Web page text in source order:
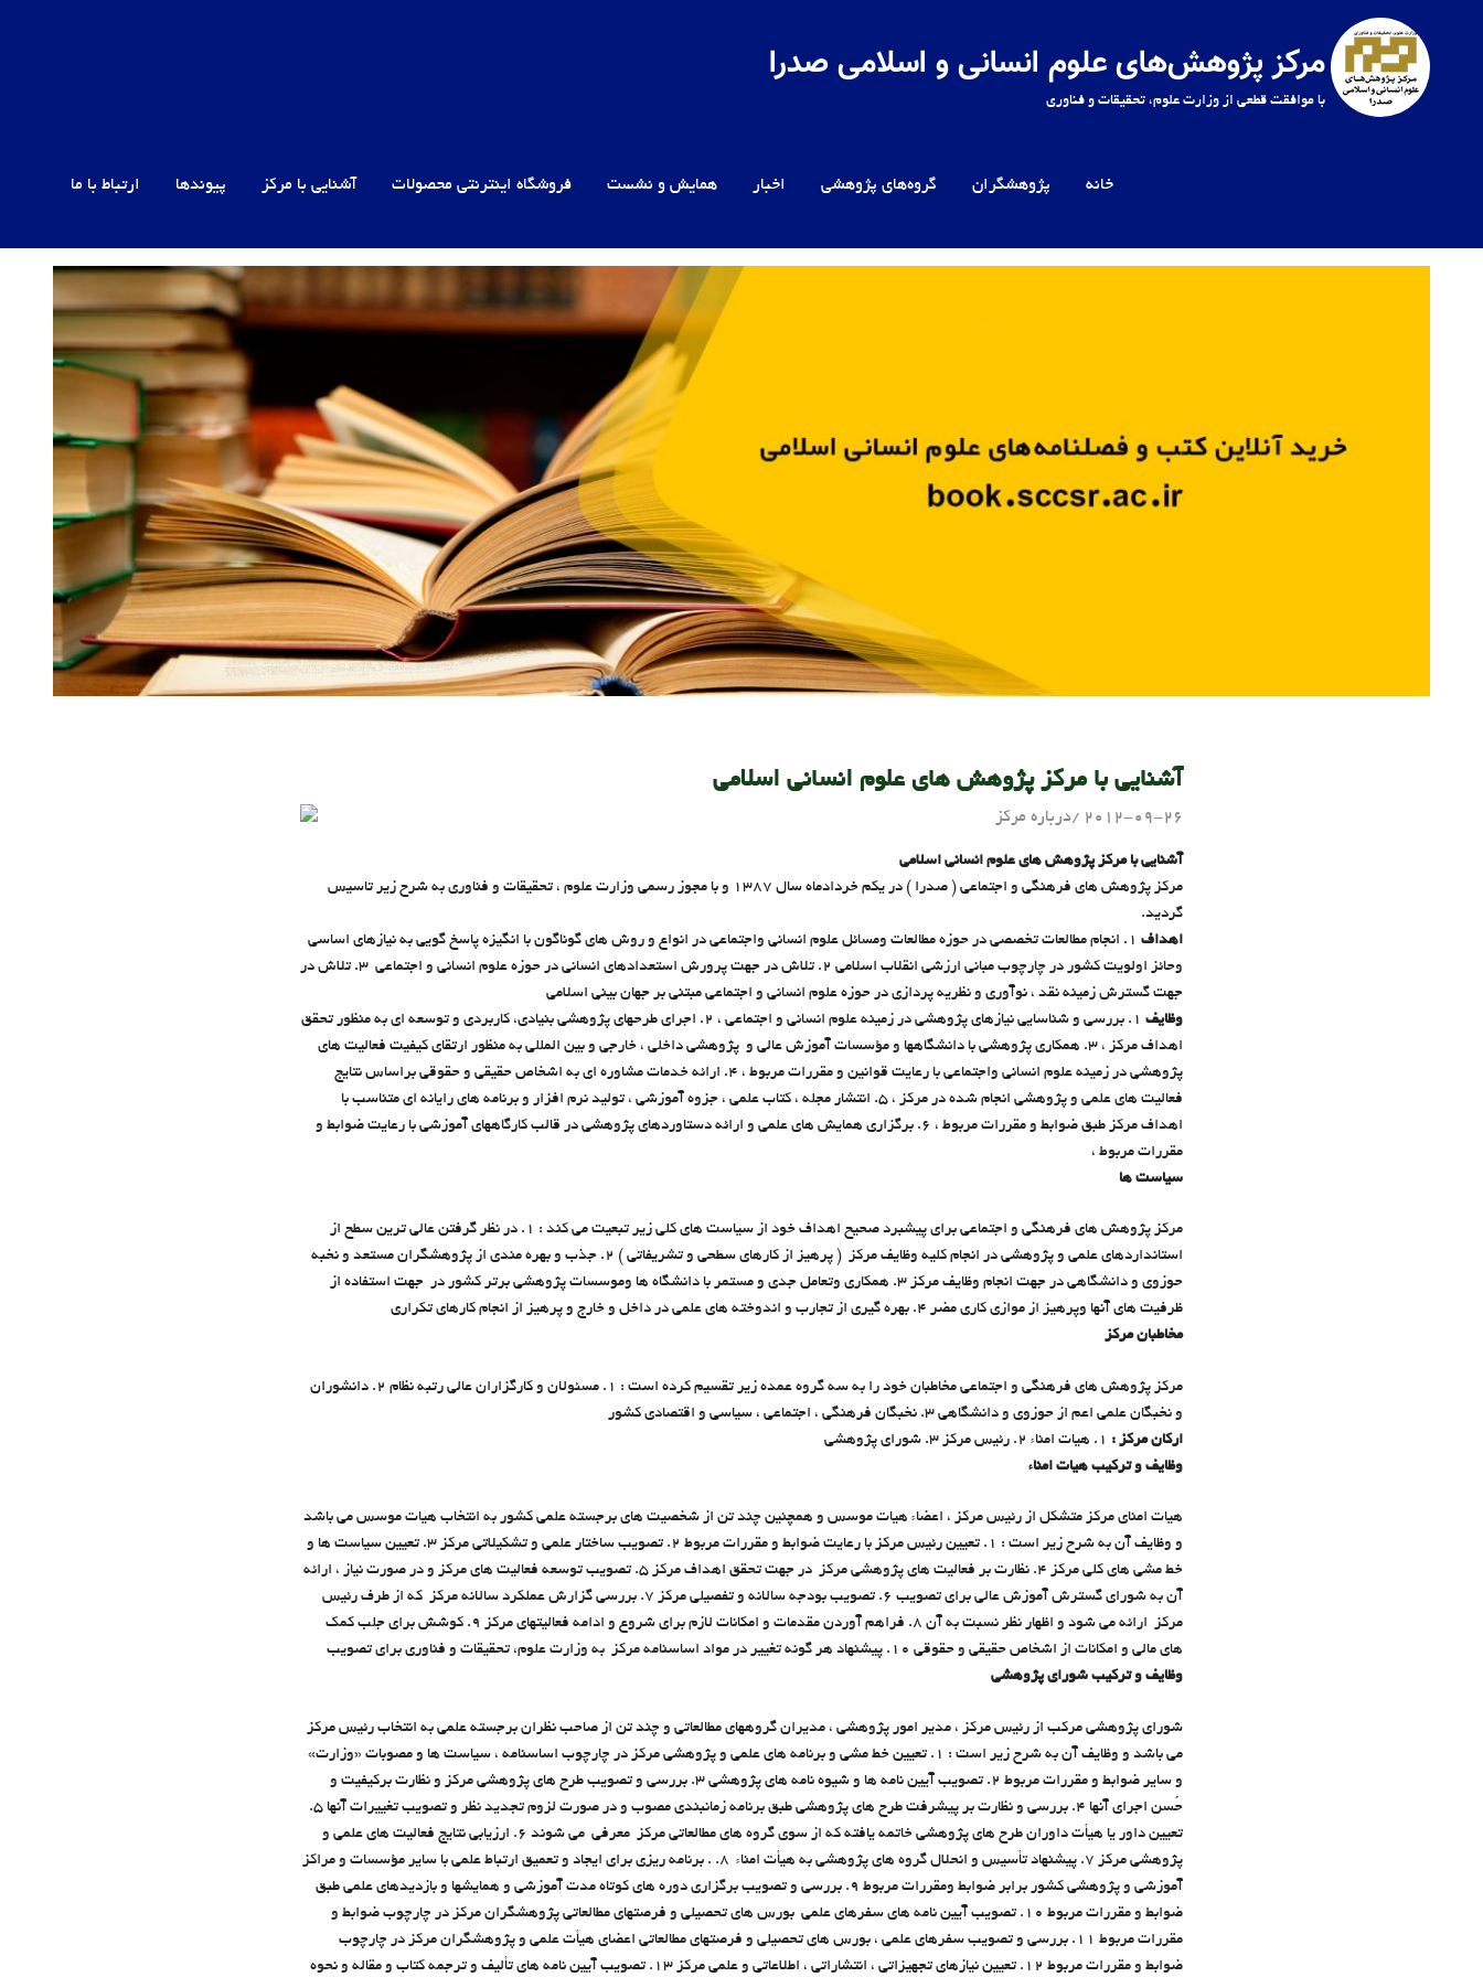
مرکز پژوهش‌های علوم انسانی و اسلامی صدرا
با موافقت قطعی از وزارت علوم، تحقیقات و فناوری
خانه پژوهشگران گروه‌های پژوهشی اخبار همایش و نشست فروشگاه اینترنتی محصولات آشنایی با مرکز پیوندها ارتباط با ما
آشنايي با مركز پژوهش هاي علوم انسانی اسلامی
2012-09-26
admin
درباره مرکز
آشنايي با مركز پژوهش هاي علوم انسانی اسلامی
مرکز پژوهش های فرهنگی و اجتماعی ( صدرا ) در یکم خردادماه سال 1387 و با مجوز رسمی وزارت علوم ، تحقیقات و فناوری به شرح زیر تاسیس
گردید.
اهداف
1. انجام مطالعات تخصصي در حوزه مطالعات ومسائل علوم انساني واجتماعي در انواع و روش هاي گوناگون با انگيزه پاسخ گويي به نيازهاي اساسي
وحائز اولويت کشور در چارچوب مباني ارزشي انقلاب اسلامي 2. تلاش در جهت پرورش استعدادهاي انساني در حوزه علوم انساني و اجتماعي 3. تلاش در
جهت گسترش زمينه نقد ، نوآوري و نظريه پردازي در حوزه علوم انساني و اجتماعي مبتني بر جهان بيني اسلامي
وظايف
1. بررسي و شناسايي نيازهاي پژوهشي در زمينه علوم انساني و اجتماعي ، 2. اجراي طرحهاي پژوهشي بنيادي، كاربردي و توسعه اي به منظور تحقق
اهداف مركز ، 3. همكاري پژوهشي با دانشگاهها و مؤسسات آموزش عالي و پژوهشي داخلي ، خارجي و بين المللي به منظور ارتقاي كيفيت فعاليت هاي
پژوهشي در زمينه علوم انساني واجتماعي با رعايت قوانين و مقررات مربوط ، 4. ارائه خدمات مشاوره اي به اشخاص حقيقي و حقوقي براساس نتايج
فعاليت هاي علمي و پژوهشي انجام شده در مركز ، 5. انتشار مجله ، كتاب علمي ، جزوه آموزشي ، توليد نرم افزار و برنامه هاي رايانه اي متناسب با
اهداف مركز طبق ضوابط و مقررات مربوط ، 6. برگزاري همايش هاي علمي و ارائه دستاوردهاي پژوهشي در قالب كارگاههاي آموزشي با رعايت ضوابط و
مقررات مربوط ،
سیاست ها
مركز پژوهش هاي فرهنگي و اجتماعي براي پيشبرد صحيح اهداف خود از سياست هاي كلي زير تبعيت مي كند : 1. در نظر گرفتن عالي ترين سطح از
استانداردهاي علمي و پژوهشي در انجام كليه وظايف مركز ( پرهيز از كارهاي سطحي و تشريفاتي ) 2. جذب و بهره مندي از پژوهشگران مستعد و نخبه
حوزوي و دانشگاهي در جهت انجام وظايف مركز 3. همکاري وتعامل جدي و مستمر با دانشگاه ها وموسسات پژوهشي برتر کشور در جهت استفاده از
ظرفيت هاي آنها وپرهيز از موازي کاري مضر 4. بهره گيري از تجارب و اندوخته هاي علمي در داخل و خارج و پرهيز از انجام كارهاي تكراري
مخاطبان مركز
مركز پژوهش هاي فرهنگي و اجتماعي مخاطبان خود را به سه گروه عمده زير تقسيم كرده است :‌ 1. مسئولان و كارگزاران عالي رتبه نظام 2. دانشوران
و نخبگان علمي اعم از حوزوي و دانشگاهي 3. نخبگان فرهنگي ، اجتماعي ، سياسي و اقتصادي كشور
اركان مركز :
وظايف و تركيب هيات امناء‌
هيات امناي مركز متشكل از رئيس مركز ، اعضاء هيات موسس و همچنين چند تن از شخصيت هاي برجسته علمي كشور به انتخاب هيات موسس مي باشد
و وظايف آن به شرح زير است :‌ 1. تعيين رئيس مركز با رعايت ضوابط و مقررات مربوط 2. تصويب ساختار علمي و تشكيلاتي مركز 3. تعيين سياست ها و
خط مشي هاي كلي مركز 4. نظارت بر فعاليت هاي پژوهشي مركز در جهت تحقق اهداف مركز 5. تصويب توسعه فعاليت هاي مركز و در صورت نياز ، ارائه
آن به شوراي گسترش آموزش عالي براي تصويب 6. تصويب بودجه سالانه و تفصيلي مركز 7. بررسي گزارش عملكرد سالانه مركز كه از طرف رئيس
مركز ارائه مي شود و اظهار نظر نسبت به آن 8. فراهم آوردن مقدمات و امكانات لازم براي شروع و ادامه فعاليتهاي مركز 9. كوشش براي جلب كمك
هاي مالي و امکانات از اشخاص حقيقي و حقوقي 10. پيشنهاد هر گونه تغيير در مواد اساسنامه مركز به وزارت علوم، تحقيقات و فناوري براي تصويب
وظايف و تركيب شوراي پژوهشي
شوراي پژوهشي مركب از رئيس مركز ، مدير امور پژوهشي ، مديران گروههاي مطالعاتي و چند تن از صاحب نظران برجسته علمي به انتخاب رئيس مركز
مي باشد و وظايف آن به شرح زير است :‌ 1. تعيين خط مشي و برنامه هاي علمي و پژوهشي مركز در چارچوب اساسنامه ، سياست ها و مصوبات «وزارت»
و ساير ضوابط و مقررات مربوط 2. تصويب آيين نامه ها و شيوه نامه هاي پژوهشي 3. بررسي و تصويب طرح هاي پژوهشي مركز و نظارت برکيفيت و
حُسن اجراي آنها 4. بررسي و نظارت بر پيشرفت طرح هاي پژوهشي طبق برنامه زمانبندي مصوب و در صورت لزوم تجديد نظر و تصويب تغييرات آنها 5.
تعيين داور يا هيأت داوران طرح هاي پژوهشي خاتمه يافته که از سوي گروه هاي مطالعاتي مركز معرفي مي شوند 6. ارزيابي نتايج فعاليت هاي علمي و
پژوهشي مركز 7. پيشنهاد تأسيس و انحلال گروه هاي پژوهشي به هيأت امناء 8. . برنامه ريزي براي ايجاد و تعميق ارتباط علمي با ساير مؤسسات و مراکز
آموزشي و پژوهشي کشور برابر ضوابط ومقررات مربوط 9. بررسي و تصويب برگزاري دوره هاي کوتاه مدت آموزشي و همايشها و بازديدهاي علمي طبق
ضوابط و مقررات مربوط 10. تصويب آيين نامه هاي سفرهاي علمي بورس هاي تحصيلي و فرصتهاي مطالعاتي پژوهشگران مركز در چارچوب ضوابط و
مقررات مربوط 11. بررسي و تصويب سفرهاي علمي ، بورس هاي تحصيلي و فرصتهاي مطالعاتي اعضاي هيأت علمي و پژوهشگران مركز در چارچوب
ضوابط و مقررات مربوط 12. تعيين نيازهاي تجهيزاتي ، انتشاراتي ، اطلاعاتي و علمي مركز 13. تصويب آيين نامه هاي تأليف و ترجمه کتاب و مقاله و نحوه